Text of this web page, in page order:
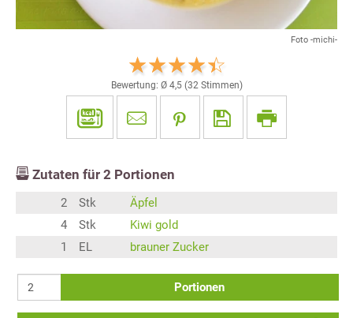
Foto -michi-
Bewertung: Ø 4,5(32Stimmen)
Zutaten für 2 Portionen
2 Stk
Äpfel
4
Stk
Kiwi gold
1
EL brauner Zucker
Portionen